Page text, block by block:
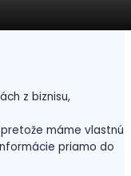
z biznisu,
máme vlastnú
priamo do